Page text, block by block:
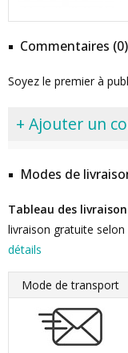
Commentaires (0)
Soyez le premier à
+ Ajouter un
Modes de
Tableau des
livraison gratuite
détails
Mode de transport